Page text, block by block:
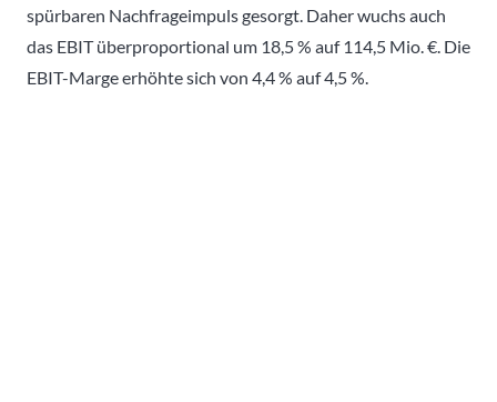
spürbaren Nachfrageimpuls gesorgt. Daher wuchs auch
das EBIT überproportional um 18,5 % auf 114,5 Mio. €. Die
EBIT-Marge erhöhte sich von 4,4 % auf 4,5 %.